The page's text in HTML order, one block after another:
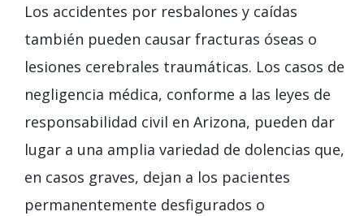
Los accidentes por resbalones y caídas
también pueden causar fracturas óseas o
lesiones cerebrales traumáticas. Los casos de
negligencia médica, conforme a las leyes de
responsabilidad civil en Arizona, pueden dar
lugar a una amplia variedad de dolencias que,
en casos graves, dejan a los pacientes
permanentemente desfigurados o